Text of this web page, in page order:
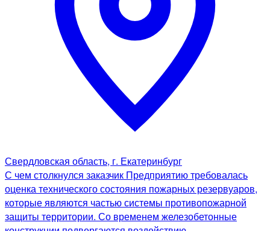
Свердловская область, г. Екатеринбург
С чем столкнулся заказчик Предприятию требовалась
оценка технического состояния пожарных резервуаров,
которые являются частью системы противопожарной
защиты территории. Со временем железобетонные